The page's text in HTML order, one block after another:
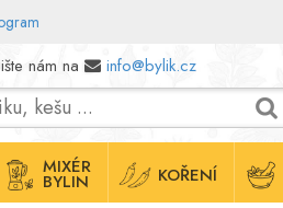
nám na info@bylik.cz
MIXÉR
BYLIN KOŘENÍ